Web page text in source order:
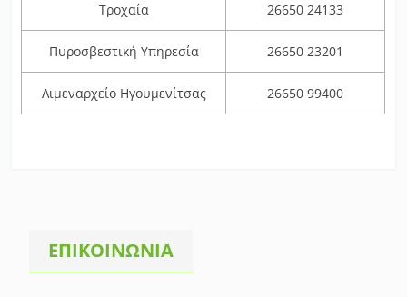
Τροχαία 26650 24133
Πυροσβεστική Υπηρεσία 26650 23201
Λιμεναρχείο Ηγουμενίτσας 26650 99400
ΕΠΙΚΟΙΝΩΝΙΑ